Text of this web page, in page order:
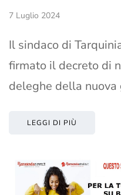
7 Luglio 2024
Il sindaco di
firmato il decreto di
deleghe della
LEGGI DI PIÙ